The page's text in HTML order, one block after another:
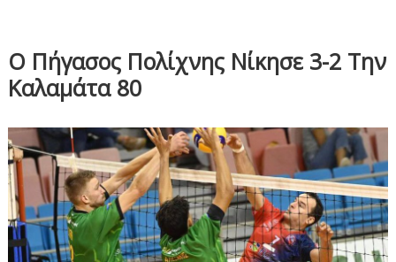
Ο Πήγασος Πολίχνης Νίκησε 3-2 Την
Καλαμάτα 80